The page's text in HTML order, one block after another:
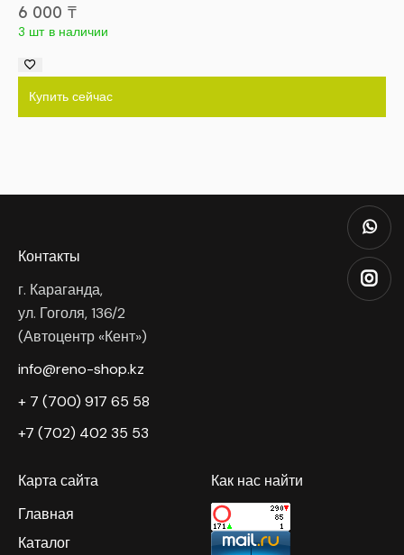
6 000 ₸
3 шт в наличии
Купить сейчас
Контакты
г. Караганда,
ул. Гоголя, 136/2
(Автоцентр «Кент»)
info@reno-shop.kz
+ 7 (700) 917 65 58
+7 (702) 402 35 53
Карта сайта
Главная
Каталог
Как нас найти